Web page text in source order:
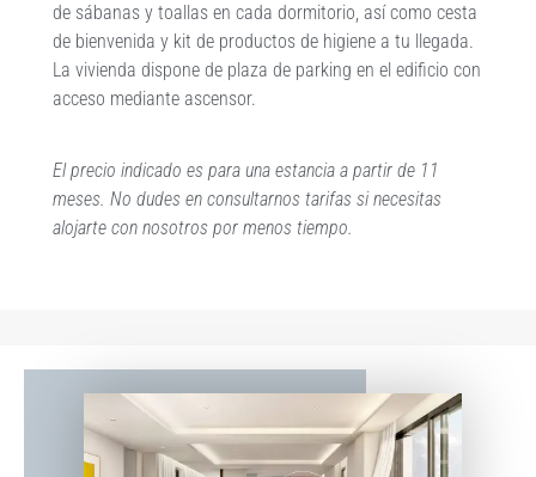
de sábanas y toallas en cada dormitorio, así como cesta
de bienvenida y kit de productos de higiene a tu llegada.
La vivienda dispone de plaza de parking en el edificio con
acceso mediante ascensor.
El precio indicado es para una estancia a partir de 11
meses. No dudes en consultarnos tarifas si necesitas
alojarte con nosotros por menos tiempo.